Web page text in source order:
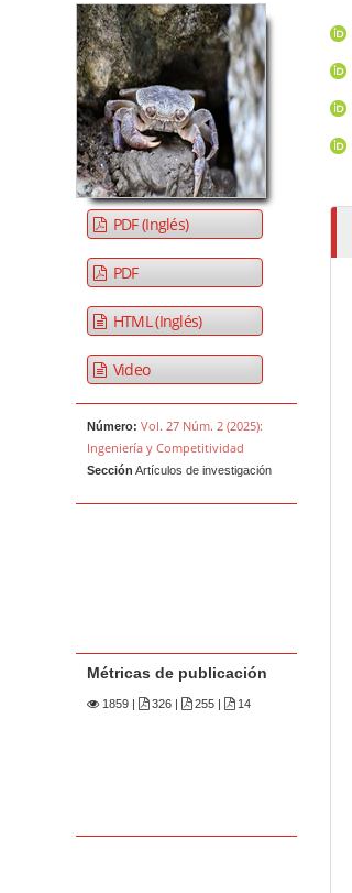
Barra lateral del artículo
PDF (Inglés)
PDF
HTML (Inglés)
Video
Número: Vol. 27 Núm. 2 (2025):
Ingeniería y Competitividad
Sección Artículos de investigación
Métricas de publicación
1859| 326 | 255 | 14
u
t
o
r
e
/
s